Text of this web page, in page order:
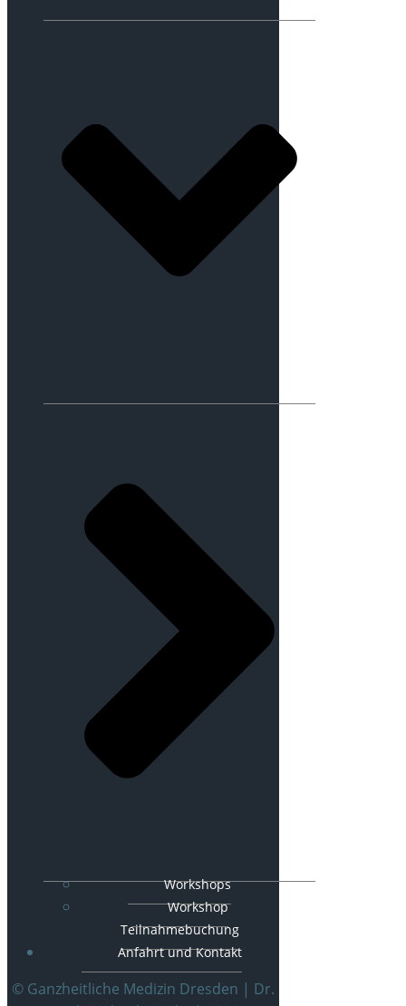
Workshops
Workshop
Teilnahmebuchung
Anfahrt und Kontakt
© Ganzheitliche Medizin Dresden | Dr.